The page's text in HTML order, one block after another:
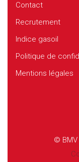
Contact
Recrutement
Indice gasoil
Politique de
Mentions légales
© BMV